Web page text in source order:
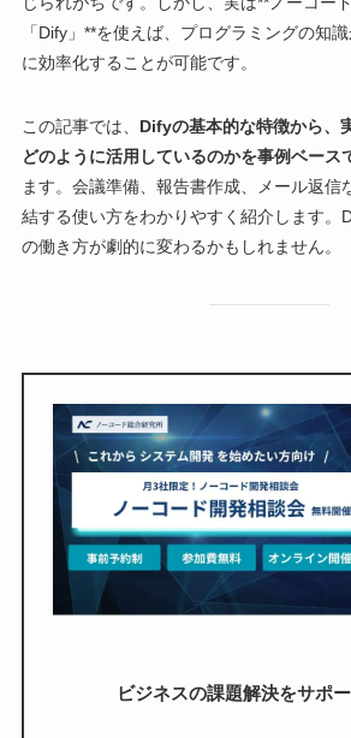
「Dify」**を使えば、プログラミングの知
に効率化することが可能です。
この記事では、 Difyの基本的な特徴から、
どのように活用しているのかを事例ベース
ます。会議準備、報告書作成、メール返信
結する使い方をわかりやすく紹介します。
の働き方が劇的に変わるかもしれません。
ビジネスの課題解決をサポ